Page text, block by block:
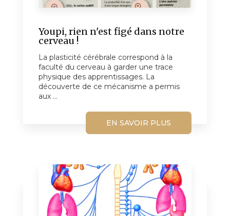
Youpi, rien n'est figé dans notre
cerveau !
La plasticité cérébrale correspond à la
faculté du cerveau à garder une trace
physique des apprentissages. La
découverte de ce mécanisme a permis
aux ...
EN SAVOIR PLUS